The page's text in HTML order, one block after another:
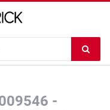
le
-